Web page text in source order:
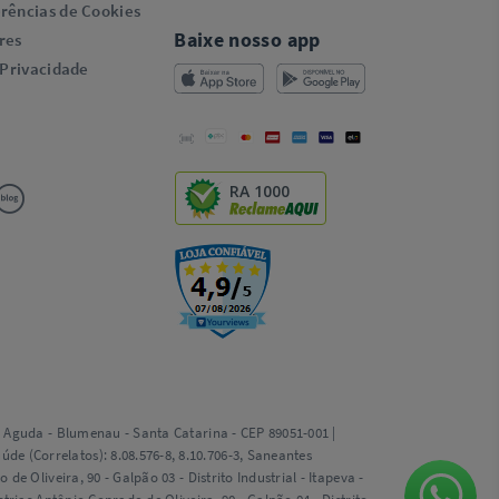
de Cookies
Baixe nosso app
RA 1000
- Blumenau - Santa Catarina - CEP 89051-001 |
(Correlatos): 8.08.576-8, 8.10.706-3, Saneantes
de Oliveira, 90 - Galpão 03 - Distrito Industrial - Itapeva -